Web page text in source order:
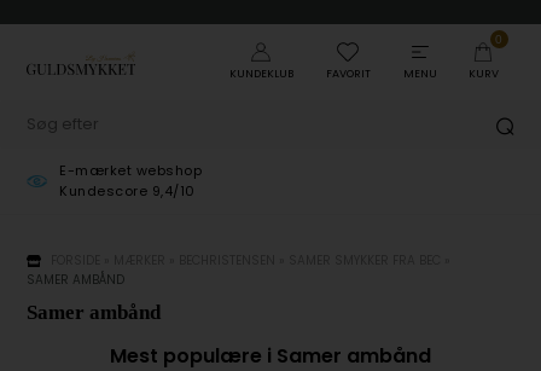
KUNDEKLUB FAVORIT MENU
0
KURV
SAMER AMBÅND
Samer ambånd
Mest populære i Samer ambånd